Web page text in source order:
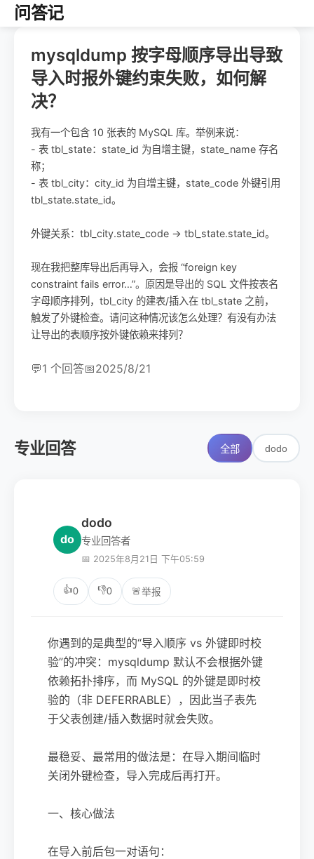
问答记
mysqldump 按字母顺序导出导致
导入时报外键约束失败，如何解
决？
我有一个包含 10 张表的 MySQL 库。举例来说：
- 表 tbl_state：state_id 为自增主键，state_name 存名
称；
- 表 tbl_city：city_id 为自增主键，state_code 外键引用
tbl_state.state_id。
外键关系：tbl_city.state_code -> tbl_state.state_id。
现在我把整库导出后再导入，会报 “foreign key
constraint fails error…”。原因是导出的 SQL 文件按表名
字母顺序排列，tbl_city 的建表/插入在 tbl_state 之前，
触发了外键检查。请问这种情况该怎么处理？有没有办法
让导出的表顺序按外键依赖来排列？
💬1 个回答📅2025/8/21
专业回答 全部 dodo
do
dodo
专业回答者
📅 2025年8月21日 下午05:59
👍0 👎0 🚨举报
你遇到的是典型的“导入顺序 vs 外键即时校
验”的冲突：mysqldump 默认不会根据外键
依赖拓扑排序，而 MySQL 的外键是即时校
验的（非 DEFERRABLE），因此当子表先
于父表创建/插入数据时就会失败。
最稳妥、最常用的做法是：在导入期间临时
关闭外键检查，导入完成后再打开。
一、核心做法
在导入前后包一对语句：